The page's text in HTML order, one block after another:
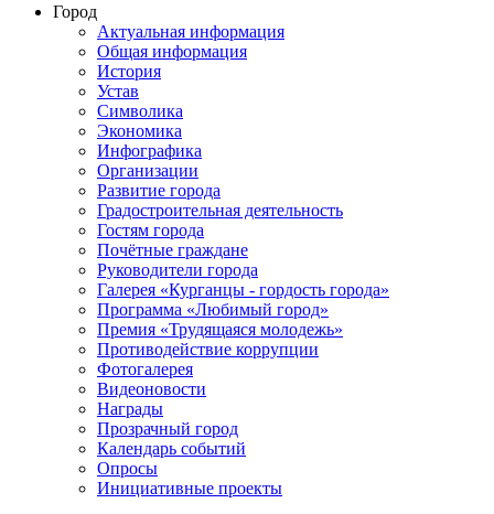
Город
Актуальная информация
Общая информация
История
Устав
Символика
Экономика
Инфографика
Организации
Развитие города
Градостроительная деятельность
Гостям города
Почётные граждане
Руководители города
Галерея «Курганцы - гордость города»
Программа «Любимый город»
Премия «Трудящаяся молодежь»
Противодействие коррупции
Фотогалерея
Видеоновости
Награды
Прозрачный город
Календарь событий
Опросы
Инициативные проекты